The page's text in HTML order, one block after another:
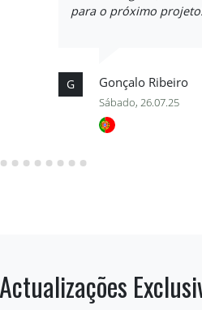
para o próximo
G Gonçalo Ribeiro
Sábado, 26.07.25